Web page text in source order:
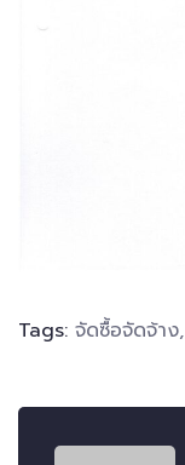
Tags: จัดซื้อจัดจ้าง,